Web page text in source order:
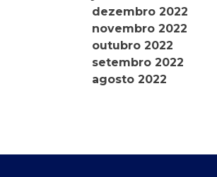
dezembro 2022
novembro 2022
outubro 2022
setembro 2022
agosto 2022